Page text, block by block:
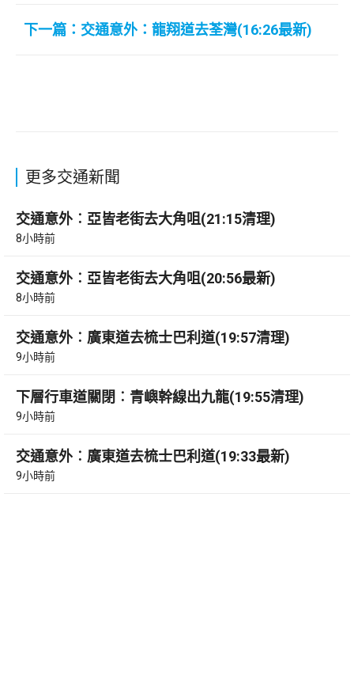
下一篇：交通意外：龍翔道去荃灣(16:26最新)
更多交通新聞
交通意外︰亞皆老街去大角咀(21:15清理)
8小時前
交通意外︰亞皆老街去大角咀(20:56最新)
8小時前
交通意外︰廣東道去梳士巴利道(19:57清理)
9小時前
下層行車道關閉︰青嶼幹線出九龍(19:55清理)
9小時前
交通意外︰廣東道去梳士巴利道(19:33最新)
9小時前